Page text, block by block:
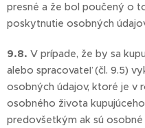
presné a že bol poučený o
poskytnutie osobných
9.8. V prípade, že by sa
alebo spracovateľ (čl. 9.5)
osobných údajov, ktoré je v
osobného života
predovšetkým ak sú